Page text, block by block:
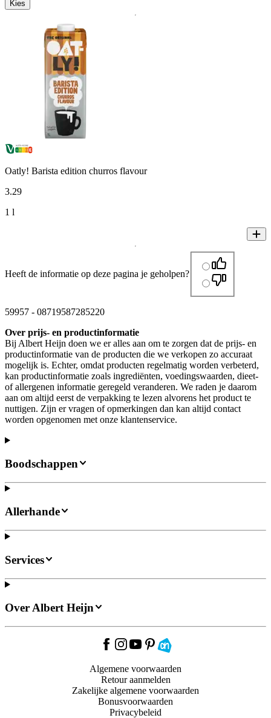
Kies
Oatly! Barista edition churros flavour
3.29
1 l
Heeft de informatie op deze pagina je geholpen?
59957 - 08719587285220
Over prijs- en productinformatie
Bij Albert Heijn doen we er alles aan om te zorgen dat de prijs- en
productinformatie van de producten die we verkopen zo accuraat
mogelijk is. Echter, omdat producten regelmatig worden verbeterd,
kan productinformatie zoals ingrediënten, voedingswaarden, dieet-
of allergenen informatie geregeld veranderen. We raden je daarom
aan om altijd eerst de verpakking te lezen alvorens het product te
nuttigen. Zijn er vragen of opmerkingen dan kan altijd contact
worden opgenomen met onze klantenservice.
Boodschappen
Allerhande
Services
Over Albert Heijn
Algemene voorwaarden
Retour aanmelden
Zakelijke algemene voorwaarden
Bonusvoorwaarden
Privacybeleid